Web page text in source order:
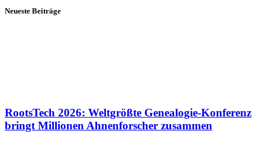
Neueste Beiträge
RootsTech 2026: Weltgrößte Genealogie-Konferenz
bringt Millionen Ahnenforscher zusammen